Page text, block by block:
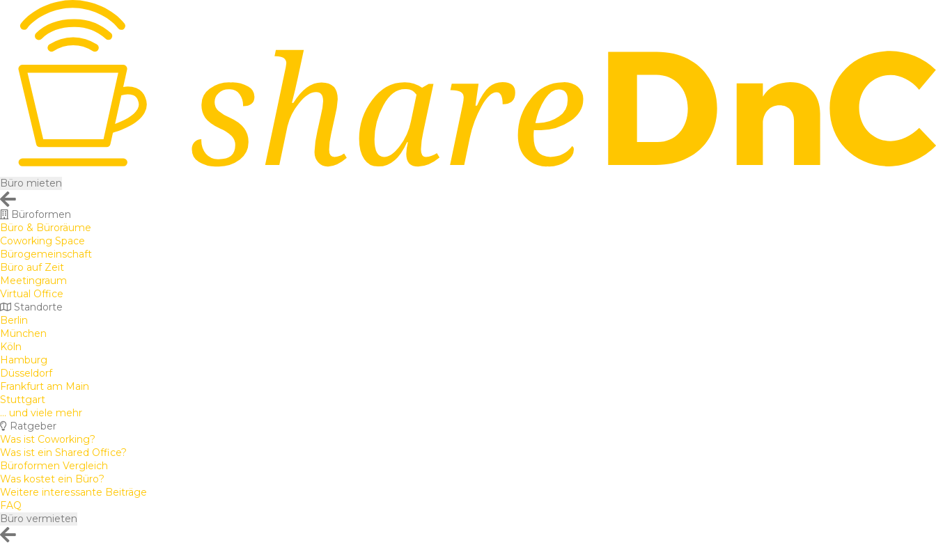
Büro mieten
Büroformen
Büro & Büroräume
Coworking Space
Bürogemeinschaft
Büro auf Zeit
Meetingraum
Virtual Office
Standorte
Berlin
München
Köln
Hamburg
Düsseldorf
Frankfurt am Main
Stuttgart
... und viele mehr
Ratgeber
Was ist Coworking?
Was ist ein Shared Office?
Büroformen Vergleich
Was kostet ein Büro?
Weitere interessante Beiträge
FAQ
Büro vermieten